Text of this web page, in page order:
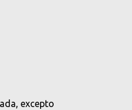
excepto